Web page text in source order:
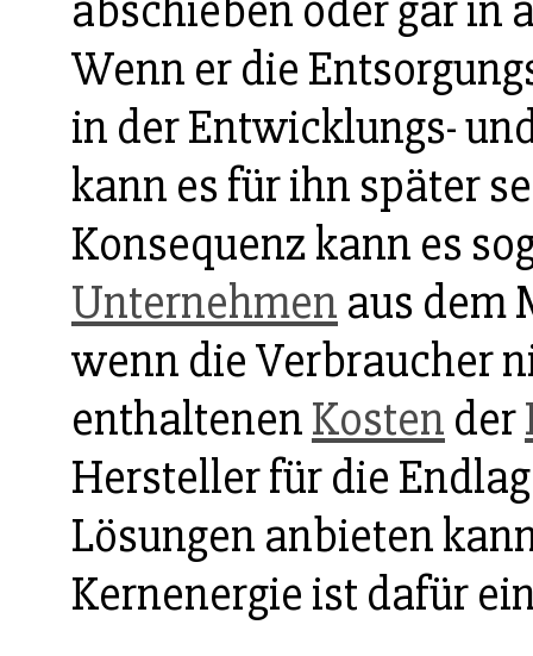
abschieben oder gar in
Wenn er die
in der Entwicklungs-
kann es für ihn später
Konsequenz kann es
Unternehmen aus dem
wenn die Verbraucher
enthaltenenKosten der
Hersteller für die
Lösungen anbieten
Kernenergie ist dafür